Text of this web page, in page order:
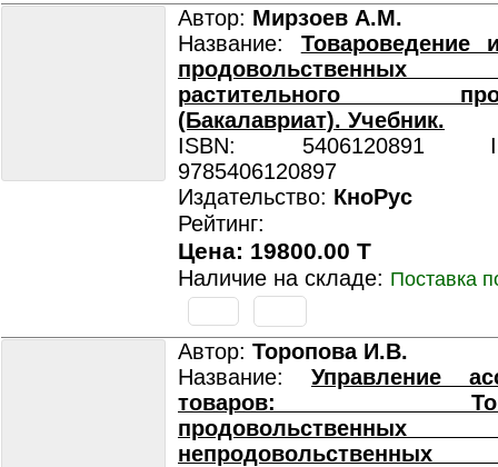
Автор: Мирзоев А.М.
Название: Товароведение
растительного
(Бакалавриат). Учебник.
ISBN: 5406120891
9785406120897
Издательство: КноРус
Рейтинг:
Цена: 19800.00 T
Наличие на складе: Поставка
Автор: Торопова И.В.
Название: Управление
товаров: